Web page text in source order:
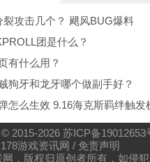
裂攻击几个？ 飓风BUG爆料
团是什么？
有什么用？
狗牙和龙牙哪个做副手好？
怎么生效 9.16海克斯羁绊触发
2015-2026 苏ICP备19012653
178游戏资讯网 / 免责声明
，版权归原创者所有，如侵犯